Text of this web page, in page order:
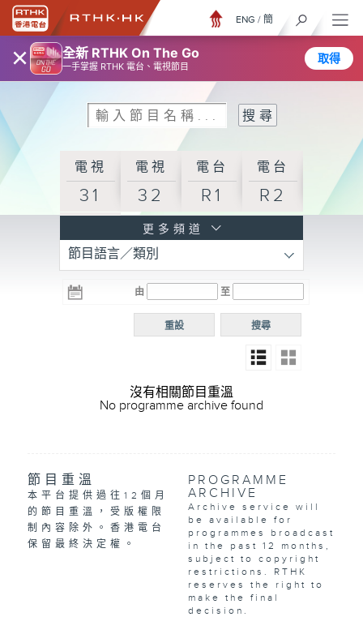
× 全新 RTHK On The Go
一手掌握 RTHK 電台、電視節目
取得
ENG / 簡
電視
31
電視
32
電台
R1
電台
R2
R3
電台 電台
R5
電台
普通
更多頻道
節目語言／類別
由 至
搜尋
重設
沒有相關節目重溫
No programme archive found
節目重溫
本平台提供過往12個月
的節目重溫，受版權限
制內容除外。香港電台
保留最終決定權。
PROGRAMME
ARCHIVE
Archive service will
be available for
programmes broadcast
in the past 12 months,
subject to copyright
restrictions. RTHK
reserves the right to
make the final
decision.